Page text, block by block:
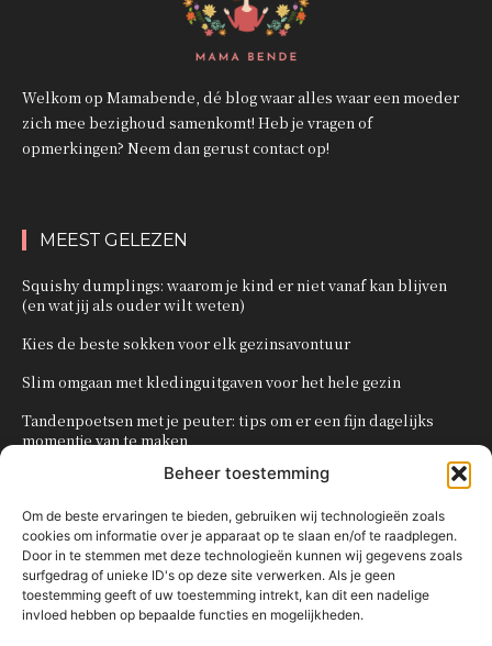
Beheer toestemming
Om de beste ervaringen te bieden, gebruiken wij technologieën zoals
cookies om informatie over je apparaat op te slaan en/of te raadplegen.
Door in te stemmen met deze technologieën kunnen wij gegevens zoals
surfgedrag of unieke ID's op deze site verwerken. Als je geen
toestemming geeft of uw toestemming intrekt, kan dit een nadelige
invloed hebben op bepaalde functies en mogelijkheden.
Welkom op Mamabende, dé blog waar alles waar een moeder
zich mee bezighoud samenkomt! Heb je vragen of
opmerkingen? Neem dan gerust contact op!
MEEST GELEZEN
Squishy dumplings: waarom je kind er niet vanaf kan blijven
(en wat jij als ouder wilt weten)
Kies de beste sokken voor elk gezinsavontuur
Slim omgaan met kledinguitgaven voor het hele gezin
Tandenpoetsen met je peuter: tips om er een fijn dagelijks
momentje van te maken
Zo organiseer je een onvergetelijk kinderfeestje
POPULAIRE CATEGORIEËN
OVERIG
KNUTSELEN MET KINDEREN